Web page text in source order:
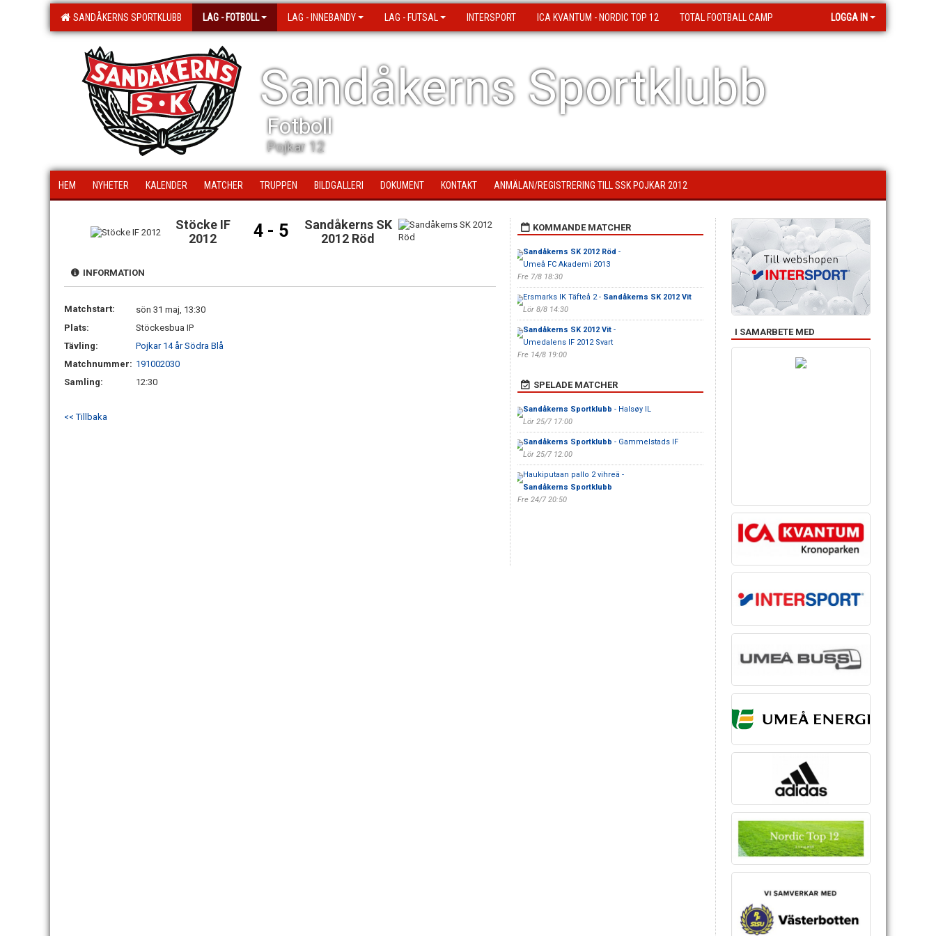
SANDÅKERNS SPORTKLUBB LAG - FOTBOLL LAG - INNEBANDY LAG - FUTSAL INTERSPORT ICA KVANTUM - NORDIC TOP 12 TOTAL FOOTBALL CAMP LOGGA IN
Sandåkerns Sportklubb
Fotboll
Pojkar 12
HEM NYHETER KALENDER MATCHER TRUPPEN BILDGALLERI DOKUMENT KONTAKT ANMÄLAN/REGISTRERING TILL SSK POJKAR 2012
Stöcke IF
2012
4 - 5
Sandåkerns SK
2012 Röd
INFORMATION
Matchstart:
sön 31 maj, 13:30
Plats:
Stöckesbua IP
Tävling:
Pojkar 14 år Södra Blå
Matchnummer: 191002030
Samling:
12:30
<< Tillbaka
KOMMANDE MATCHER
Sandåkerns SK 2012 Röd -
Umeå FC Akademi 2013
Fre 7/8 18:30
Ersmarks IK Täfteå 2 - Sandåkerns SK 2012 Vit
Lör 8/8 14:30
Sandåkerns SK 2012 Vit-
Umedalens IF 2012 Svart
Fre 14/8 19:00
SPELADE MATCHER
Sandåkerns Sportklubb - Halsøy IL
Lör 25/7 17:00
Sandåkerns Sportklubb - Gammelstads IF
Lör 25/7 12:00
Haukiputaan pallo 2 vihreä -
Sandåkerns Sportklubb
Fre 24/7 20:50
I SAMARBETE MED